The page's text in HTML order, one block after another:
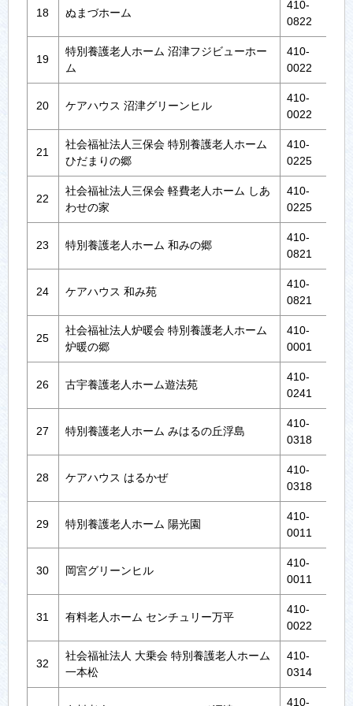
18 ぬまづホーム
410‐
0822
19
特別養護老人ホーム 沼津フジビューホー
ム
410‐
0022
20 ケアハウス 沼津グリーンヒル
410‐
0022
21
社会福祉法人三保会 特別養護老人ホーム
ひだまりの郷
410‐
0225
22
社会福祉法人三保会 軽費老人ホーム しあ
わせの家
410‐
0225
23 特別養護老人ホーム 和みの郷
410‐
0821
24 ケアハウス 和み苑
410‐
0821
25
社会福祉法人炉暖会 特別養護老人ホーム
炉暖の郷
410‐
0001
26 古宇養護老人ホーム遊法苑
410‐
0241
27 特別養護老人ホーム みはるの丘浮島
410‐
0318
28 ケアハウス はるかぜ
410‐
0318
29 特別養護老人ホーム 陽光園
410‐
0011
30 岡宮グリーンヒル
410‐
0011
31 有料老人ホーム センチュリー万平
410‐
0022
32
社会福祉法人 大乗会 特別養護老人ホーム
一本松
410‐
0314
410‐